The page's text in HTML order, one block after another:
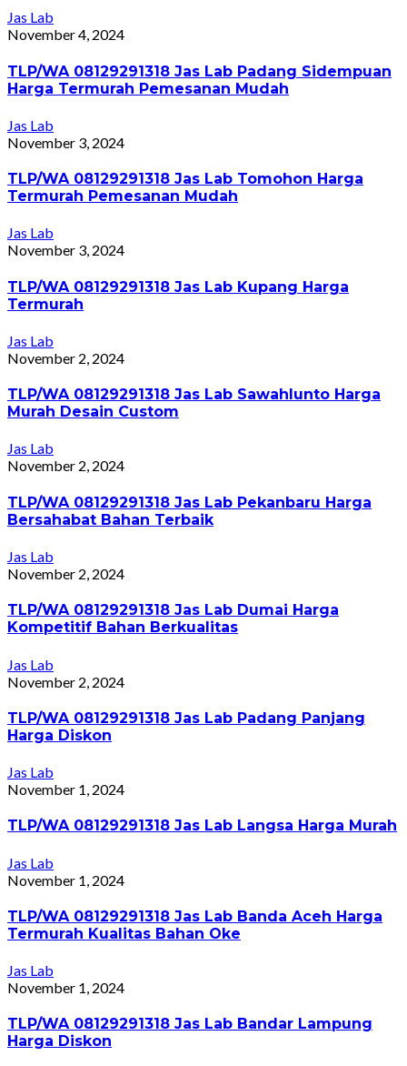
Jas Lab
November 4, 2024
TLP/WA 08129291318 Jas Lab Padang Sidempuan
Harga Termurah Pemesanan Mudah
Jas Lab
November 3, 2024
TLP/WA 08129291318 Jas Lab Tomohon Harga
Termurah Pemesanan Mudah
Jas Lab
November 3, 2024
TLP/WA 08129291318 Jas Lab Kupang Harga
Termurah
Jas Lab
November 2, 2024
TLP/WA 08129291318 Jas Lab Sawahlunto Harga
Murah Desain Custom
Jas Lab
November 2, 2024
TLP/WA 08129291318 Jas Lab Pekanbaru Harga
Bersahabat Bahan Terbaik
Jas Lab
November 2, 2024
TLP/WA 08129291318 Jas Lab Dumai Harga
Kompetitif Bahan Berkualitas
Jas Lab
November 2, 2024
TLP/WA 08129291318 Jas Lab Padang Panjang
Harga Diskon
Jas Lab
November 1, 2024
TLP/WA 08129291318 Jas Lab Langsa Harga Murah
Jas Lab
November 1, 2024
TLP/WA 08129291318 Jas Lab Banda Aceh Harga
Termurah Kualitas Bahan Oke
Jas Lab
November 1, 2024
TLP/WA 08129291318 Jas Lab Bandar Lampung
Harga Diskon